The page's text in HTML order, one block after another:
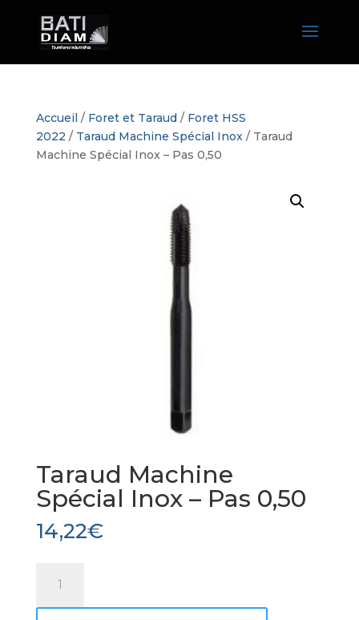
Accueil / Foret et Taraud/ Foret HSS
2022 / Taraud Machine Spécial Inox/ Taraud
Machine Spécial Inox – Pas 0,50
Taraud Machine
Spécial Inox – Pas 0,50
14,22€
Taraud